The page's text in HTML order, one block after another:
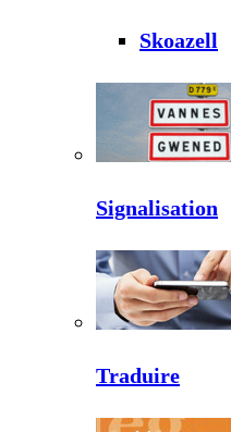
Skoazell
Signalisation
Traduire